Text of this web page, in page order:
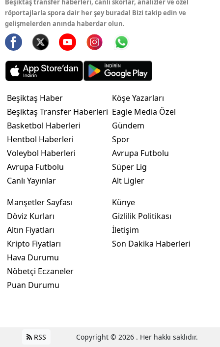
Beşiktaş transfer haberleri, canlı skorlar, analizler ve özel
röportajlarla spora dair her şey burada! Bizi takip edin ve
gelişmelerden anında haberdar olun.
Beşiktaş Haber
Beşiktaş Transfer Haberleri
Basketbol Haberleri
Hentbol Haberleri
Voleybol Haberleri
Avrupa Futbolu
Canlı Yayınlar
Köşe Yazarları
Eagle Media Özel
Gündem
Spor
Avrupa Futbolu
Süper Lig
Alt Ligler
Manşetler Sayfası
Döviz Kurları
Altın Fiyatları
Kripto Fiyatları
Hava Durumu
Nöbetçi Eczaneler
Puan Durumu
Künye
Gizlilik Politikası
İletişim
Son Dakika Haberleri
RSS Copyright © 2026 . Her hakkı saklıdır.